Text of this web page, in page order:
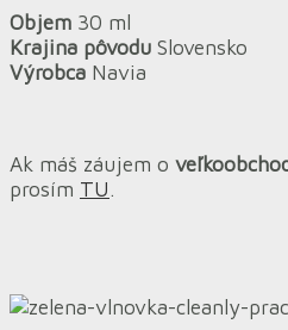
Objem 30 ml
Krajina pôvodu Slovensko
Výrobca Navia
Ak máš záujem o
prosím TU.